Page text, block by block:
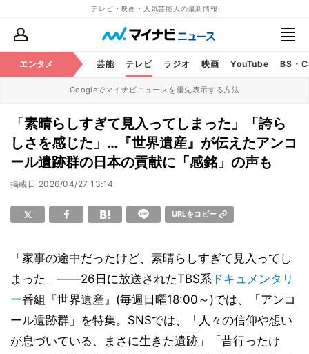
テレビ・映画・人気芸能人の最新情報
エンタメ 芸能 テレビ ラジオ 映画 YouTube BS・
Googleでマイナビニュースを優先表示する方法
「素晴らしすぎて見入ってしまった」「誇ら
しさを感じた」…『世界遺産』が伝えたアンコ
ール遺跡群の日本の貢献に「感銘」の声も
掲載日 2026/04/27 13:14
URLをコピー
「家事の途中だったけど、素晴らしすぎて見入ってし
まった」――26日に放送されたTBS系 ドキュメンタリ
ー番組『世界遺産』(毎週日曜18:00～)では、「アンコ
ール遺跡群」を特集。SNSでは、「人々の信仰や想い
が息づいている、まさに生きた遺跡」「昔行ったけ